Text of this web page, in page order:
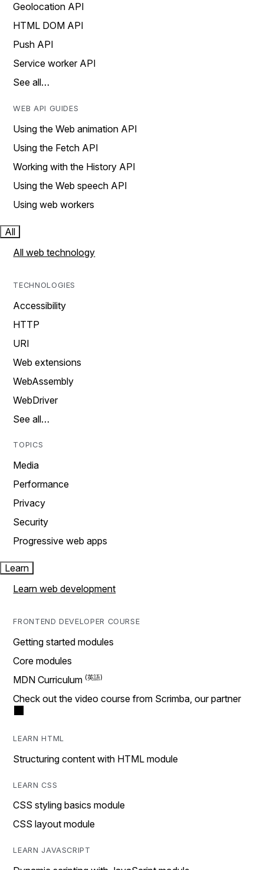
Geolocation API
HTML DOM API
Push API
Service worker API
See all…
WEB API GUIDES
Using the Web animation API
Using the Fetch API
Working with the History API
Using the Web speech API
Using web workers
All
All web technology
TECHNOLOGIES
Accessibility
HTTP
URI
Web extensions
WebAssembly
WebDriver
See all…
TOPICS
Media
Performance
Privacy
Security
Progressive web apps
Learn
Learn web development
FRONTEND DEVELOPER COURSE
Getting started modules
Core modules
MDN Curriculum
Check out the video course from Scrimba, our partner
LEARN HTML
Structuring content with HTML module
LEARN CSS
CSS styling basics module
CSS layout module
LEARN JAVASCRIPT